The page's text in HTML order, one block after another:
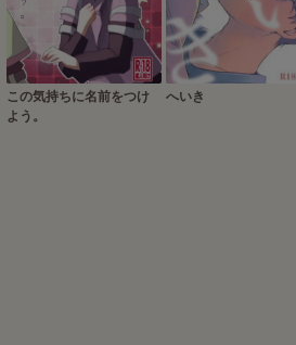
この気持ちに名前をつけ
よう。
へいき